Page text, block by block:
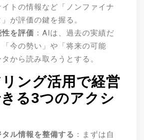
イトの情報など「ノンファイナ
が評価の鍵を握る。
を評価 ：AIは、過去の実績だ
今の勢い」や「将来の可能
から読み取ろうとする。
ング活用で経営
る3つのアクシ
タル情報を整備する ：まずは自